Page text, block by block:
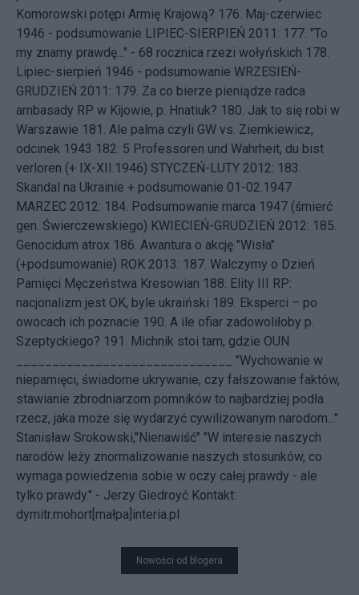
Komorowski potępi Armię Krajową? 176. Maj-czerwiec
1946 - podsumowanie LIPIEC-SIERPIEŃ 2011: 177. "To
my znamy prawdę..." - 68 rocznica rzezi wołyńskich 178.
Lipiec-sierpień 1946 - podsumowanie WRZESIEŃ-
GRUDZIEŃ 2011: 179. Za co bierze pieniądze radca
ambasady RP w Kijowie, p. Hnatiuk? 180. Jak to się robi w
Warszawie 181. Ale palma czyli GW vs. Ziemkiewicz,
odcinek 1943 182. 5 Professoren und Wahrheit, du bist
verloren (+ IX-XII.1946) STYCZEŃ-LUTY 2012: 183.
Skandal na Ukrainie + podsumowanie 01-02.1947
MARZEC 2012: 184. Podsumowanie marca 1947 (śmierć
gen. Świerczewskiego) KWIECIEŃ-GRUDZIEŃ 2012: 185.
Genocidum atrox 186. Awantura o akcję "Wisła"
(+podsumowanie) ROK 2013: 187. Walczymy o Dzień
Pamięci Męczeństwa Kresowian 188. Elity III RP:
nacjonalizm jest OK, byle ukraiński 189. Eksperci – po
owocach ich poznacie 190. A ile ofiar zadowoliłoby p.
Szeptyckiego? 191. Michnik stoi tam, gdzie OUN
______________________________ "Wychowanie w
niepamięci, świadome ukrywanie, czy fałszowanie faktów,
stawianie zbrodniarzom pomników to najbardziej podła
rzecz, jaka może się wydarzyć cywilizowanym narodom..."
Stanisław Srokowski,"Nienawiść" "W interesie naszych
narodów leży znormalizowanie naszych stosunków, co
wymaga powiedzenia sobie w oczy całej prawdy - ale
tylko prawdy." - Jerzy Giedroyć Kontakt:
dymitr.mohort[małpa]interia.pl
Nowości od blogera